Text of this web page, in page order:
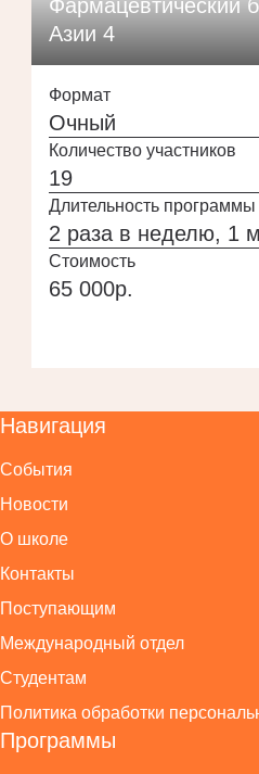
Фармацевтический
Азии 4
Формат
Очный
Количество участников
19
Длительность программы
2 раза в неделю, 1
Стоимость
65 000р.
Навигация
События
Новости
О школе
Контакты
Поступающим
Международный отдел
Студентам
Политика обработки
Программы